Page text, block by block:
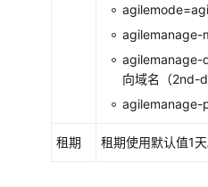
agilemanage-
agilemanage-
向域名（2nd-
agilemanage-
租期 租期使用默认值1天